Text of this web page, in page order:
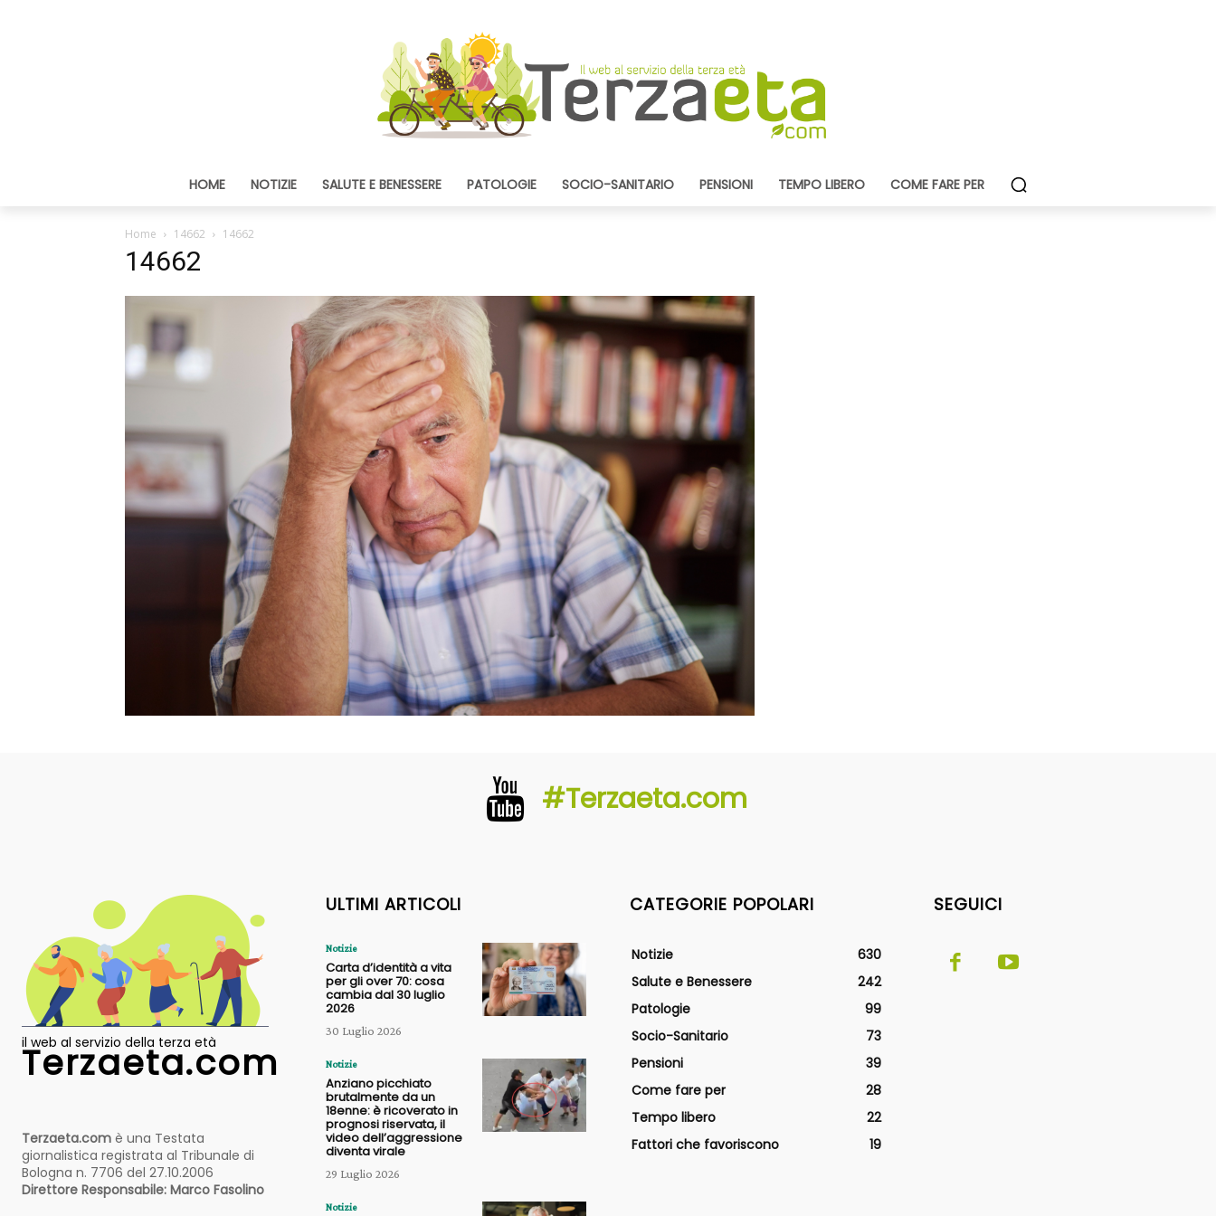
HOME NOTIZIE SALUTE E BENESSERE PATOLOGIE SOCIO-SANITARIO PENSIONI TEMPO LIBERO COME FARE PER
Home 14662 14662
14662
#Terzaeta.com
il web al servizio della terza età
Terzaeta.com
Terzaeta.com è una Testata
giornalistica registrata al Tribunale di
Bologna n. 7706 del 27.10.2006
Direttore Responsabile: Marco Fasolino
ULTIMI ARTICOLI
Notizie
Carta d’identità a vita
per gli over 70: cosa
cambia dal 30 luglio
2026
30 Luglio 2026
Notizie
Anziano picchiato
brutalmente da un
18enne: è ricoverato in
prognosi riservata, il
video dell’aggressione
diventa virale
29 Luglio 2026
Notizie
CATEGORIE POPOLARI
Notizie
630
Salute e Benessere
242
Patologie
99
Socio-Sanitario
73
Pensioni
39
Come fare per
28
Tempo libero
22
Fattori che favoriscono
19
SEGUICI